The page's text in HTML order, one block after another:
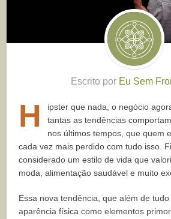
Escrito por Eu Sem
H
ipster que nada, o negócio
tantas as tendências
nos últimos tempos, que quem
cada vez mais perdido com tudo isso.
considerado um estilo de vida que
moda, alimentação saudável e muito
Essa nova tendência, que além de
aparência física como elementos